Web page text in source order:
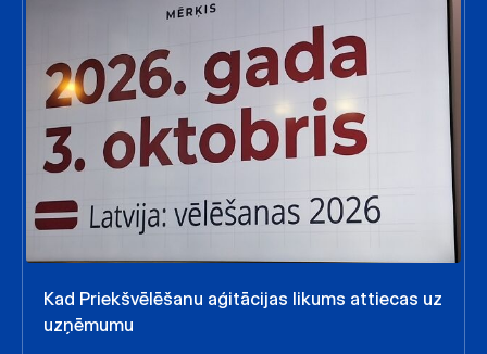
Kad Priekšvēlēšanu aģitācijas likums attiecas uz
uzņēmumu